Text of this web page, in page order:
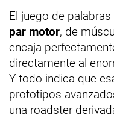
El juego de
par motor, de
encaja
directamente al
Y todo indica que
prototipos
una roadster